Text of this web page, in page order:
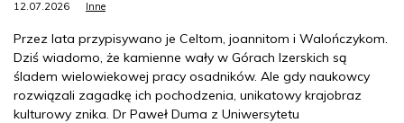
12.07.2026 Inne
Przez lata przypisywano je Celtom, joannitom i Walończykom.
Dziś wiadomo, że kamienne wały w Górach Izerskich są
śladem wielowiekowej pracy osadników. Ale gdy naukowcy
rozwiązali zagadkę ich pochodzenia, unikatowy krajobraz
kulturowy znika. Dr Paweł Duma z Uniwersytetu